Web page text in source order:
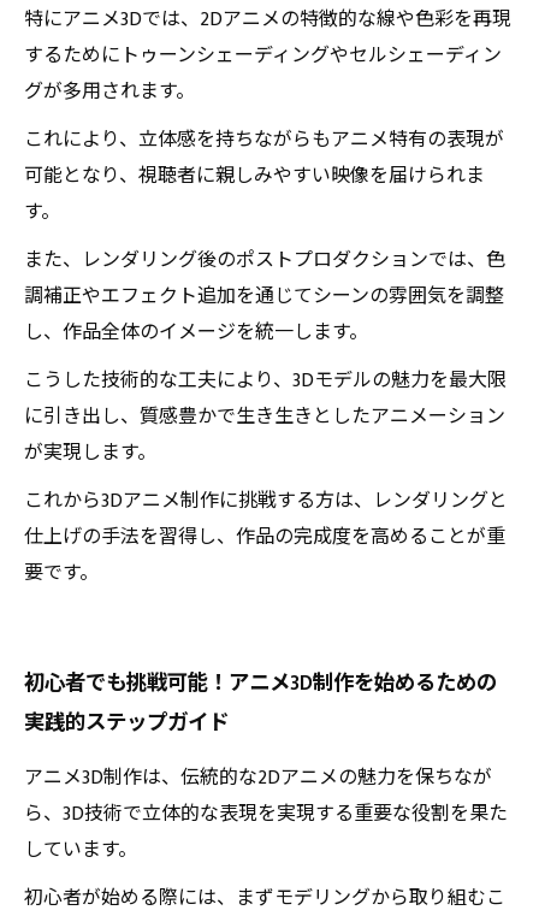
特にアニメ3Dでは、2Dアニメの特徴的な線や色彩を再現
するためにトゥーンシェーディングやセルシェーディン
グが多用されます。
これにより、立体感を持ちながらもアニメ特有の表現が
可能となり、視聴者に親しみやすい映像を届けられま
す。
また、レンダリング後のポストプロダクションでは、色
調補正やエフェクト追加を通じてシーンの雰囲気を調整
し、作品全体のイメージを統一します。
こうした技術的な工夫により、3Dモデルの魅力を最大限
に引き出し、質感豊かで生き生きとしたアニメーション
が実現します。
これから3Dアニメ制作に挑戦する方は、レンダリングと
仕上げの手法を習得し、作品の完成度を高めることが重
要です。
初心者でも挑戦可能！アニメ3D制作を始めるための
実践的ステップガイド
アニメ3D制作は、伝統的な2Dアニメの魅力を保ちなが
ら、3D技術で立体的な表現を実現する重要な役割を果た
しています。
初心者が始める際には、まずモデリングから取り組むこ